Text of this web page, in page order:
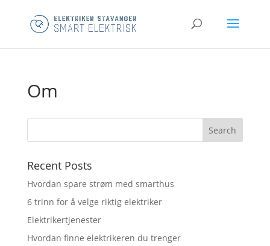
Om
Recent Posts
Hvordan spare strøm med smarthus
6 trinn for å velge riktig elektriker
Elektrikertjenester
Hvordan finne elektrikeren du trenger